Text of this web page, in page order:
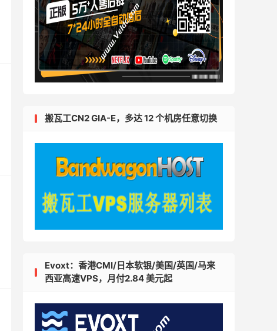
搬瓦工CN2 GIA-E，多达 12 个机房任意切换
Evoxt：香港CMI/日本软银/美国/英国/马来
西亚高速VPS，月付2.84 美元起